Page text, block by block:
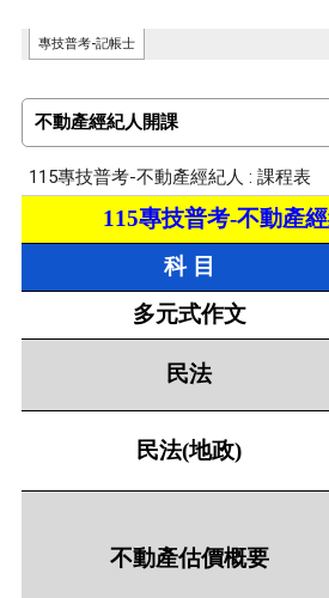
不動產經紀人開課